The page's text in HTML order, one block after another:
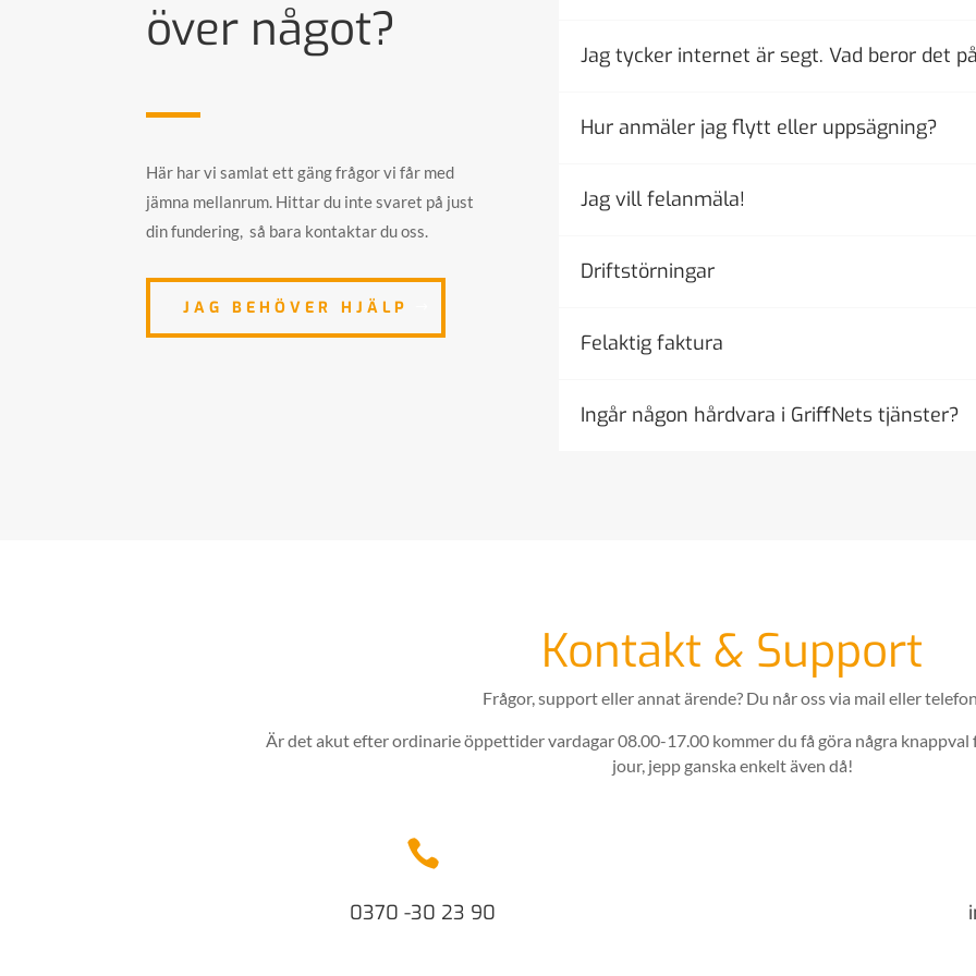
över något?
Här har vi samlat ett gäng frågor vi får med
jämna mellanrum. Hittar du inte svaret på just
din fundering, så bara kontaktar du oss.
JAG BEHÖVER HJÄLP
Jag tycker internet är segt. Vad beror det
Hur anmäler jag flytt eller uppsägning?
Jag vill felanmäla!
Driftstörningar
Felaktig faktura
Ingår någon hårdvara i GriffNets tjänster?
Kontakt & Support
Frågor, support eller annat ärende? Du når oss via mail eller
Är det akut efter ordinarie öppettider vardagar 08.00-17.00 kommer du få göra några knappval
jour, jepp ganska enkelt även då!

0370 -30 23 90